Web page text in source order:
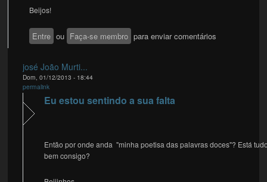
Beijos!
Entre ou Faça-se membro para enviar comentários
josé João Murti...
Dom, 01/12/2013 - 18:44
permalink
Eu estou sentindo a sua falta
Então por onde anda "minha poetisa das palavras doces"? Está
bem consigo?